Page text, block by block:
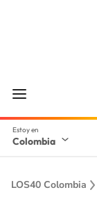
Colombia
LOS40 Colombia